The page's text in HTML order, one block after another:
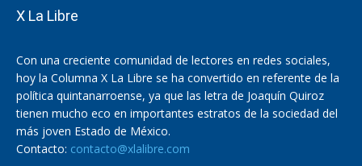
X La Libre
Con una creciente comunidad de lectores en redes sociales,
hoy la Columna X La Libre se ha convertido en referente de la
política quintanarroense, ya que las letra de Joaquín Quiroz
tienen mucho eco en importantes estratos de la sociedad del
más joven Estado de México.
Contacto: contacto@xlalibre.com